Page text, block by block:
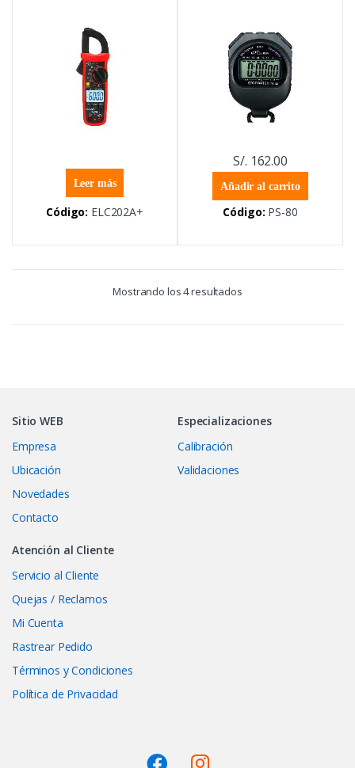
Leer más
Código: ELC202A+
S/. 162.00
Añadir al carrito
Código: PS-80
Mostrando los 4 resultados
Sitio WEB
Empresa
Ubicación
Novedades
Contacto
Especializaciones
Calibración
Validaciones
Atención al Cliente
Servicio al Cliente
Quejas / Reclamos
Mi Cuenta
Rastrear Pedido
Términos y Condiciones
Política de Privacidad